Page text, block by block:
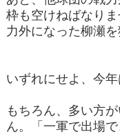
枠も空けねばなり
力外になった柳瀬を
いずれにせよ、今
もちろん、多い方
ん。「一軍で出場